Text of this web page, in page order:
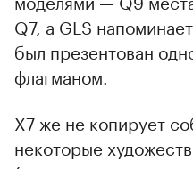
Q7, а GLS
был презентован
флагманом.
X7 же не копирует
некоторые